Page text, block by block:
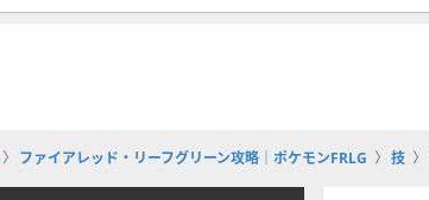
ファイアレッド・リーフグリーン攻略｜ポケモンFRLG 技